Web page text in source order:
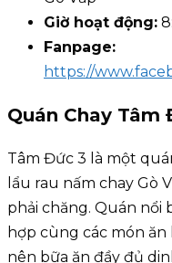
Giờ hoạt động:
Fanpage:
https://
Quán Chay Tâm
Tâm Đức 3 là một
lẩu rau nấm chay Gò
phải chăng. Quán nổi
hợp cùng các món
nên bữa ăn đầy đủ